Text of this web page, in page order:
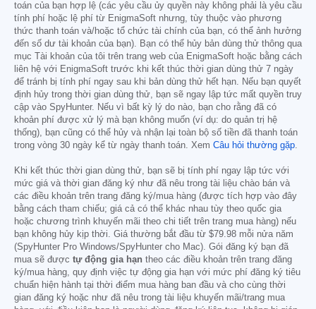
toán của bạn hợp lệ (các yêu cầu ủy quyền này không phải là yêu cầu
tính phí hoặc lệ phí từ EnigmaSoft nhưng, tùy thuộc vào phương
thức thanh toán và/hoặc tổ chức tài chính của bạn, có thể ảnh hưởng
đến số dư tài khoản của bạn). Bạn có thể hủy bản dùng thử thông qua
mục Tài khoản của tôi trên trang web của EnigmaSoft hoặc bằng cách
liên hệ với EnigmaSoft trước khi kết thúc thời gian dùng thử 7 ngày
để tránh bị tính phí ngay sau khi bản dùng thử hết hạn. Nếu bạn quyết
định hủy trong thời gian dùng thử, bạn sẽ ngay lập tức mất quyền truy
cập vào SpyHunter. Nếu vì bất kỳ lý do nào, bạn cho rằng đã có
khoản phí được xử lý mà bạn không muốn (ví dụ: do quản trị hệ
thống), bạn cũng có thể hủy và nhận lại toàn bộ số tiền đã thanh toán
trong vòng 30 ngày kể từ ngày thanh toán. Xem Câu hỏi thường gặp.
Khi kết thúc thời gian dùng thử, bạn sẽ bị tính phí ngay lập tức với
mức giá và thời gian đăng ký như đã nêu trong tài liệu chào bán và
các điều khoản trên trang đăng ký/mua hàng (được tích hợp vào đây
bằng cách tham chiếu; giá cả có thể khác nhau tùy theo quốc gia
hoặc chương trình khuyến mãi theo chi tiết trên trang mua hàng) nếu
bạn không hủy kịp thời. Giá thường bắt đầu từ $79.98 mỗi nửa năm
(SpyHunter Pro Windows/SpyHunter cho Mac). Gói đăng ký bạn đã
mua sẽ được tự động gia hạn theo các điều khoản trên trang đăng
ký/mua hàng, quy định việc tự động gia hạn với mức phí đăng ký tiêu
chuẩn hiện hành tại thời điểm mua hàng ban đầu và cho cùng thời
gian đăng ký hoặc như đã nêu trong tài liệu khuyến mãi/trang mua